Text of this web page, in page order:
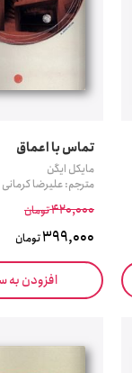
تماس با اعماق
مایکل ایگن
مترجم: علیرضا کرمانی
420,000تومان
399,000تومان
افزودن به